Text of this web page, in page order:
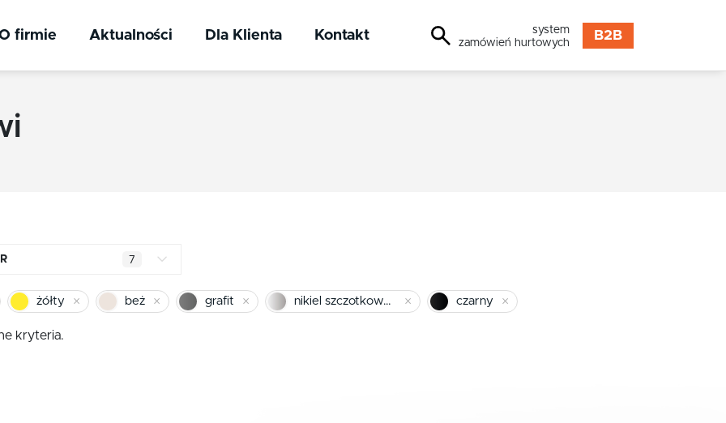
firmie Aktualności Dla Klienta Kontakt
system
zamówień hurtowych
B2B
7
mosiądz błyszczący
chrom
żółty beż grafit nikiel szczotkowany czarny
kryteria.